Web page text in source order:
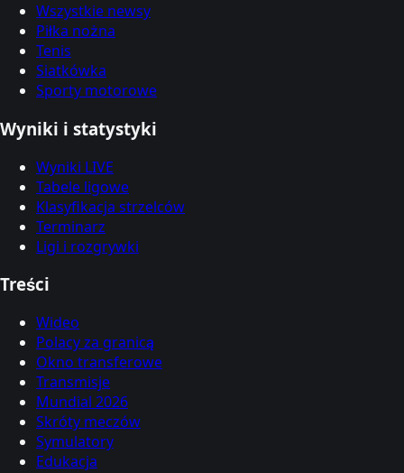
Wszystkie newsy
Piłka nożna
Tenis
Siatkówka
Sporty motorowe
Wyniki i statystyki
Wyniki LIVE
Tabele ligowe
Klasyfikacja strzelców
Terminarz
Ligi i rozgrywki
Treści
Wideo
Polacy za granicą
Okno transferowe
Transmisje
Mundial 2026
Skróty meczów
Symulatory
Edukacja